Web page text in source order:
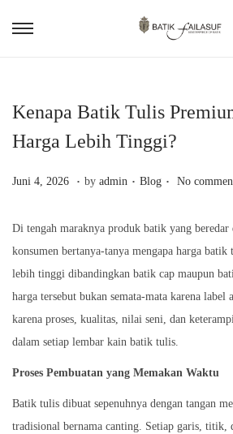
S
n
n
S
c
Kenapa Batik Tulis
Harga Lebih Tinggi?
P
s
t
e
d
o
n
Juni 4, 2026
n
i
4
,
2
0
. by admin . P
s
t
e
d
i
n
Blog . No
Di tengah maraknya produk batik yang beredar
konsumen bertanya-tanya mengapa harga
lebih tinggi dibandingkan batik cap maupun
harga tersebut bukan semata-mata karena label
karena proses, kualitas, nilai seni, dan
dalam setiap lembar kain batik tulis.
Proses Pembuatan yang Memakan Waktu
Batik tulis dibuat sepenuhnya dengan tangan
tradisional bernama canting. Setiap garis, titik,